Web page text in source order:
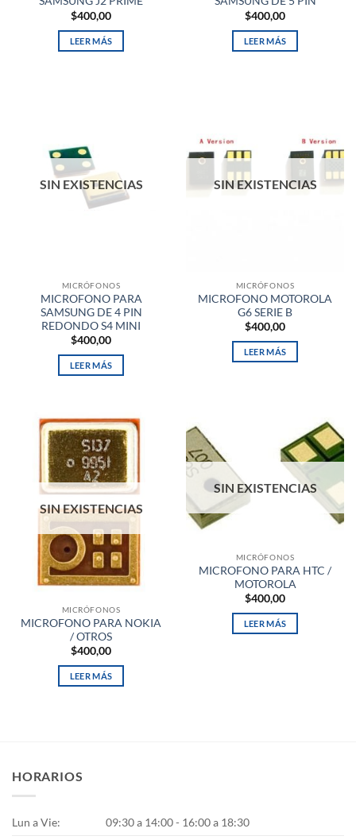
$400,00
LEER MÁS
$400,00
LEER MÁS
SIN EXISTENCIAS
MICRÓFONOS
MICROFONO PARA
SAMSUNG DE 4 PIN
REDONDO S4 MINI
$400,00
LEER MÁS
SIN EXISTENCIAS
MICRÓFONOS
MICROFONO MOTOROLA
G6 SERIE B
$400,00
LEER MÁS
SIN EXISTENCIAS
MICRÓFONOS
MICROFONO PARA NOKIA
/ OTROS
$400,00
LEER MÁS
SIN EXISTENCIAS
MICRÓFONOS
MICROFONO PARA HTC /
MOTOROLA
$400,00
LEER MÁS
HORARIOS
Lun a Vie:
09:30 a 14:00 - 16:00 a 18:30